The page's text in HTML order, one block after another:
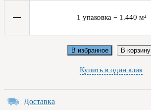
1 упаковка = 1.440 м²
В избранное В корзину
Купить в один клик
Доставка